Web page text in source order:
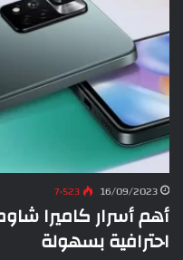
16/09/2023 7٬523
أهم أسرار كاميرا
احترافية بسهولة